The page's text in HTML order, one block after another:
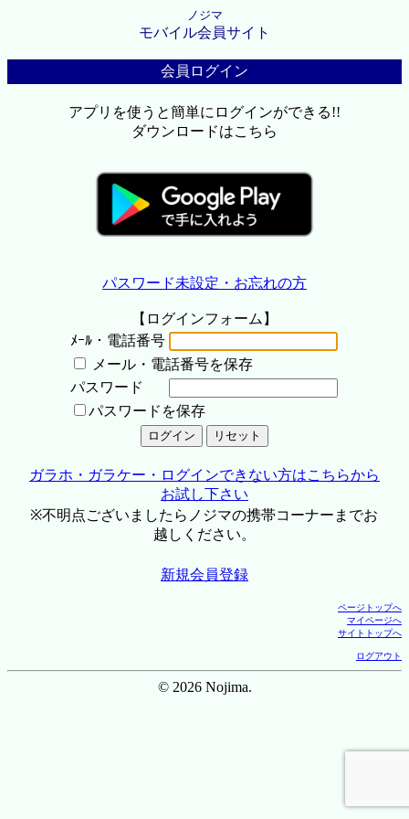
ノジマ
モバイル会員サイト
会員ログイン
アプリを使うと簡単にログインができる!!
ダウンロードはこちら
パスワード未設定・お忘れの方
【ログインフォーム】
ﾒｰﾙ・電話番号
メール・電話番号を保存
パスワード
パスワードを保存
ガラホ・ガラケー・ログインできない方はこちらから
お試し下さい
※不明点ございましたらノジマの携帯コーナーまでお
越しください。
新規会員登録
ページトップへ
マイページへ
サイトトップへ
ログアウト
© 2026 Nojima.